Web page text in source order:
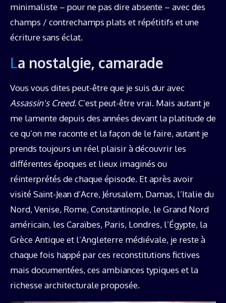
minimaliste – pour ne pas dire absente – avec des
champs / contrechamps plats et répétitifs et une
écriture sans éclat.
La nostalgie, camarade
Vous vous dites peut-être que je suis dur avec
Assassin's Creed. C’est peut-être vrai. Mais autant je
me lamente depuis des années devant la platitude de
ce qu’on me raconte et la façon de le faire, autant je
prends toujours un réel plaisir à découvrir les
différentes époques et lieux imaginés ou
réinterprétés de chaque épisode. Et après avoir
visité Saint-Jean d’Acre, Jérusalem, Damas, l’Italie du
Nord, Venise, Rome, Constantinople, le Grand Nord
américain, les Caraïbes, Paris, Londres, l’Égypte, la
Grèce Antique et l’Angleterre médiévale, je reste à
chaque fois happé par ces reconstitutions fictives
mais documentées, ces ambiances typiques et la
richesse architecturale proposée.